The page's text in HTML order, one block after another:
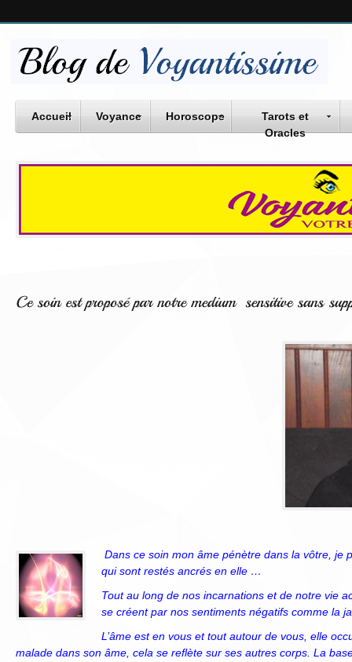
Accueil Voyance Horoscope
Tarots et
Oracles
Dans ce soin mon âme pénètre dans la vôtre, je
qui sont restés ancrés en elle …
Tout au long de nos incarnations et de notre vie
se créent par nos sentiments négatifs comme la
L’âme est en vous et tout autour de vous, elle
malade dans son âme, cela se reflète sur ses autres corps. La